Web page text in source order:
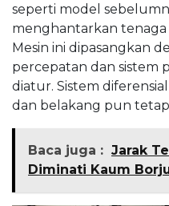
seperti model
menghantarkan tenaga
Mesin ini dipasangkan
percepatan dan sistem
diatur. Sistem
dan belakang pun
Baca juga : Jarak
Diminati Kaum